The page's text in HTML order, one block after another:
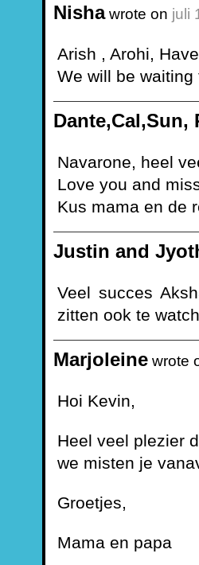
Nishawrote on juli
Arish , Arohi,
We will be
Dante,Cal,Sun,
Navarone, heel
Love you and
Kus mama en de
Justin and
Veel succes
zitten ook te
Marjoleine wrote
Hoi Kevin,
Heel veel plezier
we misten je
Groetjes,
Mama en papa